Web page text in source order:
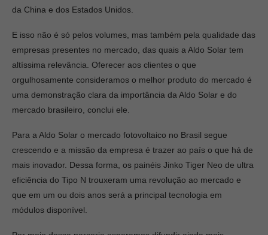
da China e dos Estados Unidos.
E isso não é só pelos volumes, mas também pela qualidade das
empresas presentes no mercado, das quais a Aldo Solar tem
altíssima relevância. Oferecer aos clientes o que
orgulhosamente consideramos o melhor produto do mercado é
uma demonstração clara da importância da Aldo Solar e do
mercado brasileiro, conclui ele.
Para a Aldo Solar o mercado fotovoltaico no Brasil segue
crescendo e a missão da empresa é trazer ao país o que há de
mais inovador. Dessa forma, os painéis Jinko Tiger Neo de ultra
eficiência do Tipo N trouxeram uma revolução ao mercado e
que em um ou dois anos será a principal tecnologia em
módulos disponível.